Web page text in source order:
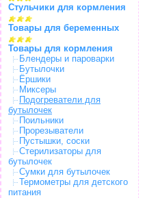
Стульчики для кормления
Товары для беременных
Товары для кормления
Блендеры и пароварки
Бутылочки
Ёршики
Миксеры
Подогреватели для
бутылочек
Поильники
Прорезыватели
Пустышки, соски
Стерилизаторы для
бутылочек
Сумки для бутылочек
Термометры для детского
питания